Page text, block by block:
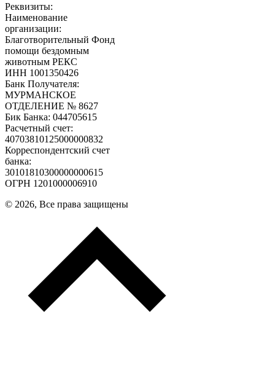
Реквизиты:
Наименование
организации:
Благотворительный Фонд
помощи бездомным
животным РЕКС
ИНН 1001350426
Банк Получателя:
МУРМАНСКОЕ
ОТДЕЛЕНИЕ № 8627
Бик Банка: 044705615
Расчетный счет:
40703810125000000832
Корреспондентский счет
банка:
30101810300000000615
ОГРН 1201000006910
© 2026, Все права защищены